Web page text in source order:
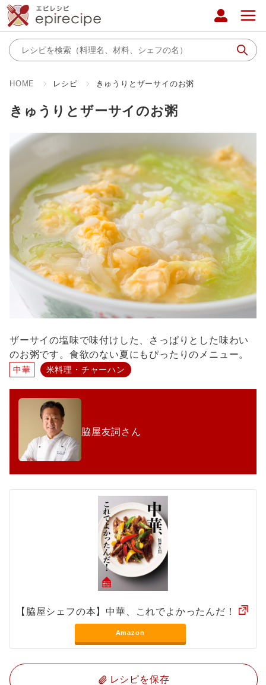
HOME レシピ きゅうりとザーサイのお粥
きゅうりとザーサイのお粥
ザーサイの塩味で味付けした、さっぱりとした味わい
のお粥です。食欲のない夏にもぴったりのメニュー。
中華 米料理・チャーハン
脇屋友詞さん
【脇屋シェフの本】中華、これでよかったんだ！
Amazon
レシピを保存